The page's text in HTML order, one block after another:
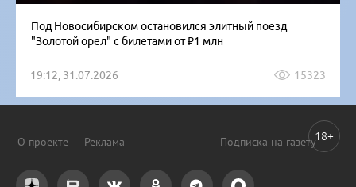
Под Новосибирском остановился элитный поезд
"Золотой орел" с билетами от ₽1 млн
19:12, 31.07.2026 15323
О проекте Реклама Подписка на газету18+